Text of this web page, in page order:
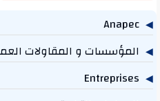
و المقاولات العمومية